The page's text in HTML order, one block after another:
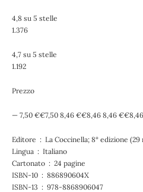
4,8 su 5 stelle
1.376
4,7 su 5 stelle
1.192
Prezzo
— 7,50 €€7,50 8,46 €€8,46 8,46
Editore ‏ : ‎ La Coccinella; 8° edizione
Lingua ‏ : ‎ Italiano
Cartonato ‏ : ‎ 24 pagine
ISBN-10 ‏ : ‎ 886890604X
ISBN-13 ‏ : ‎ 978-8868906047